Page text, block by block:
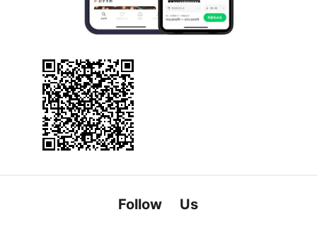
Follow Us